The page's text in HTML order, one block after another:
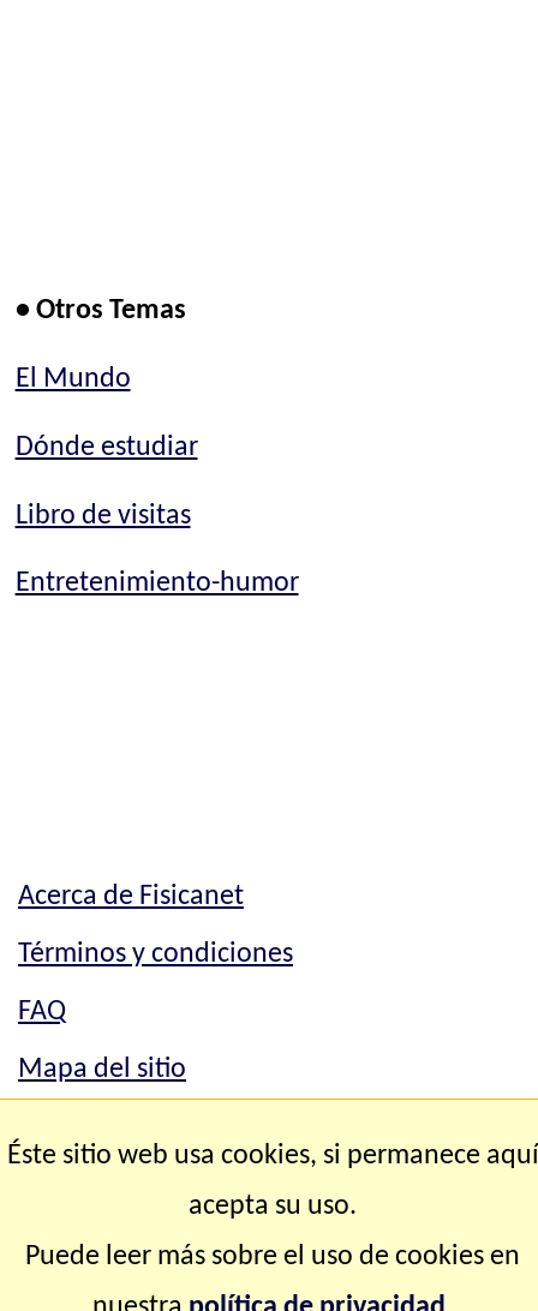
• Otros Temas
El Mundo
Dónde estudiar
Libro de visitas
Entretenimiento-humor
Acerca de Fisicanet
Términos y condiciones
FAQ
Mapa del sitio
Copyright © 2.000-2.028 Fisicanet ® Todos los
Éste sitio web usa cookies, si permanece aquí
acepta su uso.
Puede leer más sobre el uso de cookies en